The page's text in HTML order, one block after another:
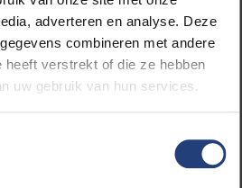
adverteren en analyse. Deze
combineren met andere
heeft verstrekt of die ze hebben
uw gebruik van hun services.
symposium op www.patient-